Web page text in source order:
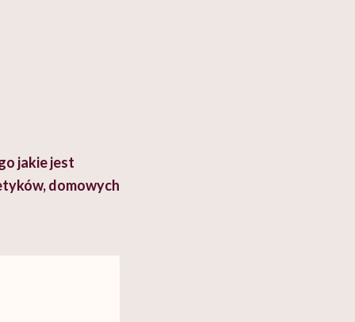
jakie jest
domowych